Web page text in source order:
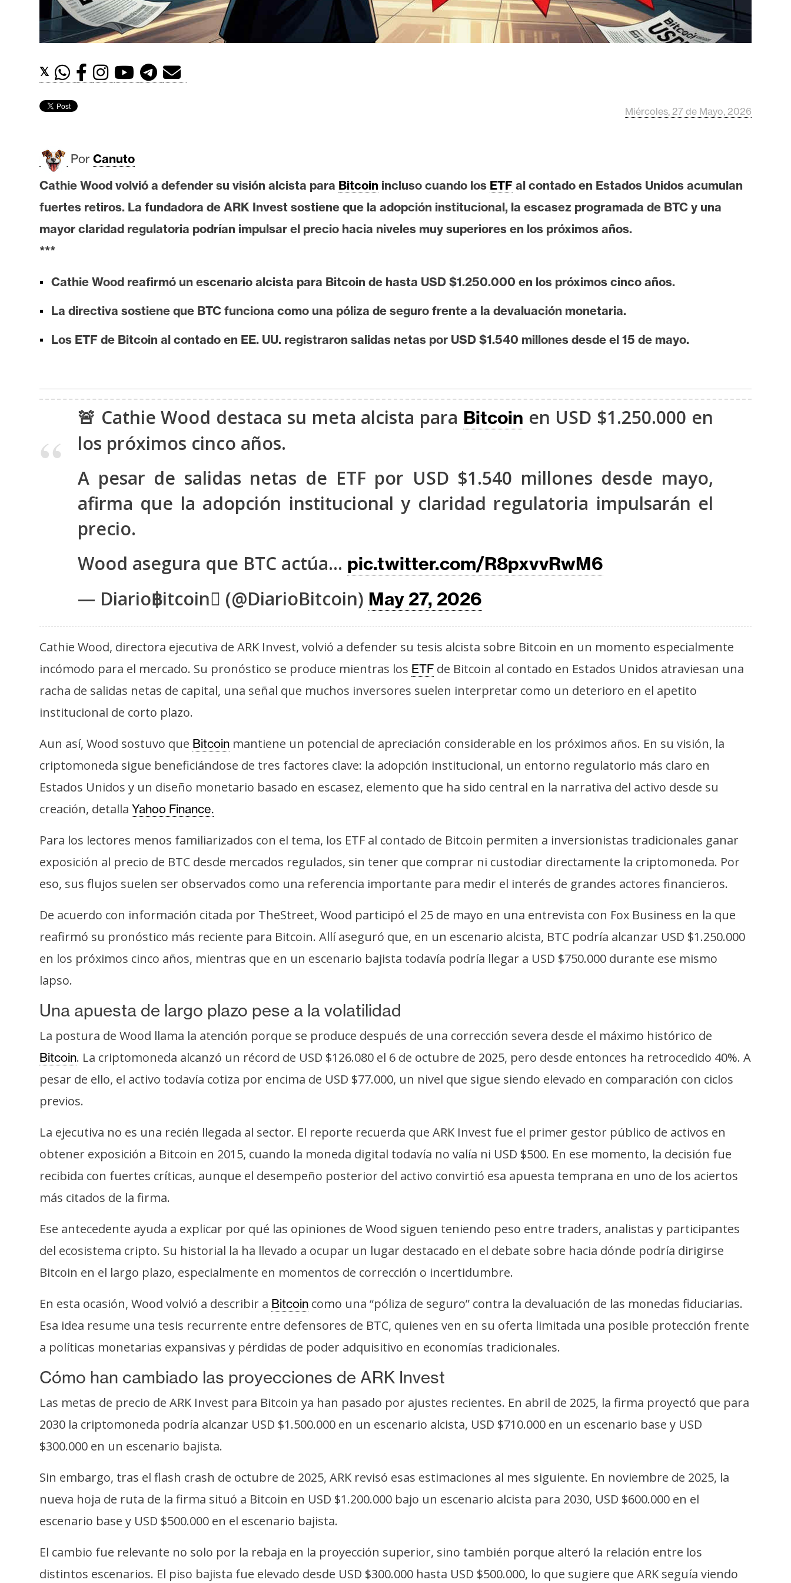
e
e
m
I
A
A
n
l
s
t
d
e
m
a
R
e
u
r
o
s
o
n
a
c
o
y
u
l
i
c
d
d
𝕏
Miércoles, 27 de Mayo, 2026
Por Canuto
Cathie Wood volvió a defender su visión alcista para Bitcoin incluso cuando los ETF al contado en Estados Unidos acumulan
fuertes retiros. La fundadora de ARK Invest sostiene que la adopción institucional, la escasez programada de BTC y una
mayor claridad regulatoria podrían impulsar el precio hacia niveles muy superiores en los próximos años.
***
Cathie Wood reafirmó un escenario alcista para Bitcoin de hasta USD $1.250.000 en los próximos cinco años.
La directiva sostiene que BTC funciona como una póliza de seguro frente a la devaluación monetaria.
Los ETF de Bitcoin al contado en EE. UU. registraron salidas netas por USD $1.540 millones desde el 15 de mayo.
🚨 Cathie Wood destaca su meta alcista para Bitcoin en USD $1.250.000 en
los próximos cinco años.
A pesar de salidas netas de ETF por USD $1.540 millones desde mayo,
afirma que la adopción institucional y claridad regulatoria impulsarán el
precio.
Wood asegura que BTC actúa… pic.twitter.com/R8pxvvRwM6
— Diario฿itcoin (@DiarioBitcoin) May 27, 2026
Cathie Wood, directora ejecutiva de ARK Invest, volvió a defender su tesis alcista sobre Bitcoin en un momento especialmente
incómodo para el mercado. Su pronóstico se produce mientras los ETF de Bitcoin al contado en Estados Unidos atraviesan una
racha de salidas netas de capital, una señal que muchos inversores suelen interpretar como un deterioro en el apetito
institucional de corto plazo.
Aun así, Wood sostuvo que Bitcoin mantiene un potencial de apreciación considerable en los próximos años. En su visión, la
criptomoneda sigue beneficiándose de tres factores clave: la adopción institucional, un entorno regulatorio más claro en
Estados Unidos y un diseño monetario basado en escasez, elemento que ha sido central en la narrativa del activo desde su
creación, detalla Yahoo Finance.
Para los lectores menos familiarizados con el tema, los ETF al contado de Bitcoin permiten a inversionistas tradicionales ganar
exposición al precio de BTC desde mercados regulados, sin tener que comprar ni custodiar directamente la criptomoneda. Por
eso, sus flujos suelen ser observados como una referencia importante para medir el interés de grandes actores financieros.
De acuerdo con información citada por TheStreet, Wood participó el 25 de mayo en una entrevista con Fox Business en la que
reafirmó su pronóstico más reciente para Bitcoin. Allí aseguró que, en un escenario alcista, BTC podría alcanzar USD $1.250.000
en los próximos cinco años, mientras que en un escenario bajista todavía podría llegar a USD $750.000 durante ese mismo
lapso.
Una apuesta de largo plazo pese a la volatilidad
La postura de Wood llama la atención porque se produce después de una corrección severa desde el máximo histórico de
Bitcoin. La criptomoneda alcanzó un récord de USD $126.080 el 6 de octubre de 2025, pero desde entonces ha retrocedido 40%. A
pesar de ello, el activo todavía cotiza por encima de USD $77.000, un nivel que sigue siendo elevado en comparación con ciclos
previos.
La ejecutiva no es una recién llegada al sector. El reporte recuerda que ARK Invest fue el primer gestor público de activos en
obtener exposición a Bitcoin en 2015, cuando la moneda digital todavía no valía ni USD $500. En ese momento, la decisión fue
recibida con fuertes críticas, aunque el desempeño posterior del activo convirtió esa apuesta temprana en uno de los aciertos
más citados de la firma.
Ese antecedente ayuda a explicar por qué las opiniones de Wood siguen teniendo peso entre traders, analistas y participantes
del ecosistema cripto. Su historial la ha llevado a ocupar un lugar destacado en el debate sobre hacia dónde podría dirigirse
Bitcoin en el largo plazo, especialmente en momentos de corrección o incertidumbre.
En esta ocasión, Wood volvió a describir a Bitcoin como una “póliza de seguro” contra la devaluación de las monedas fiduciarias.
Esa idea resume una tesis recurrente entre defensores de BTC, quienes ven en su oferta limitada una posible protección frente
a políticas monetarias expansivas y pérdidas de poder adquisitivo en economías tradicionales.
Cómo han cambiado las proyecciones de ARK Invest
Las metas de precio de ARK Invest para Bitcoin ya han pasado por ajustes recientes. En abril de 2025, la firma proyectó que para
2030 la criptomoneda podría alcanzar USD $1.500.000 en un escenario alcista, USD $710.000 en un escenario base y USD
$300.000 en un escenario bajista.
Sin embargo, tras el flash crash de octubre de 2025, ARK revisó esas estimaciones al mes siguiente. En noviembre de 2025, la
nueva hoja de ruta de la firma situó a Bitcoin en USD $1.200.000 bajo un escenario alcista para 2030, USD $600.000 en el
escenario base y USD $500.000 en el escenario bajista.
El cambio fue relevante no solo por la rebaja en la proyección superior, sino también porque alteró la relación entre los
distintos escenarios. El piso bajista fue elevado desde USD $300.000 hasta USD $500.000, lo que sugiere que ARK seguía viendo